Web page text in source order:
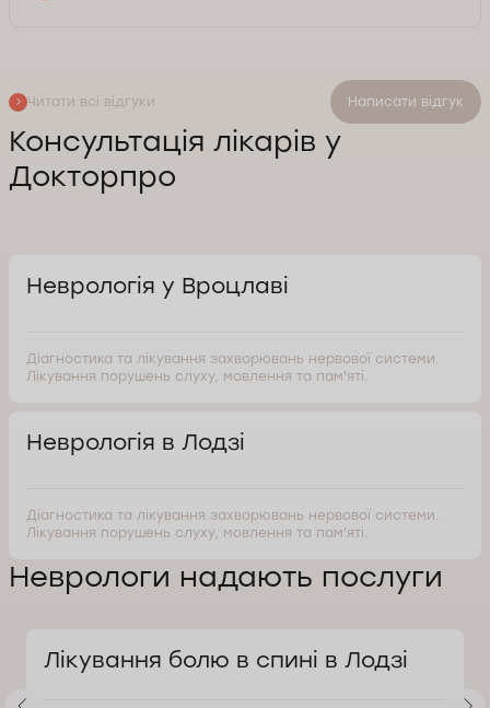
Читати всі відгуки Написати відгук
Консультація лікарів у
Докторпро
Неврологія у Вроцлаві
Діагностика та лікування захворювань нервової системи.
Лікування порушень слуху, мовлення та пам'яті.
Неврологія в Лодзі
Діагностика та лікування захворювань нервової системи.
Лікування порушень слуху, мовлення та пам'яті.
Неврологи надають послуги
Лікування болю в спині в Лодзі